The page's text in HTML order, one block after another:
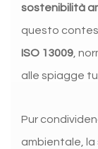
sostenibilità
questo
ISO 13009,
alle spiagge
Pur
ambientale, la